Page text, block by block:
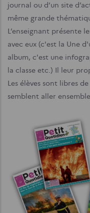
journal ou d’un site
même grande
L’enseignant présente
avec eux (c'est la Une
album, c'est une
la classe etc.) Il leur
Les élèves sont libres
semblent aller